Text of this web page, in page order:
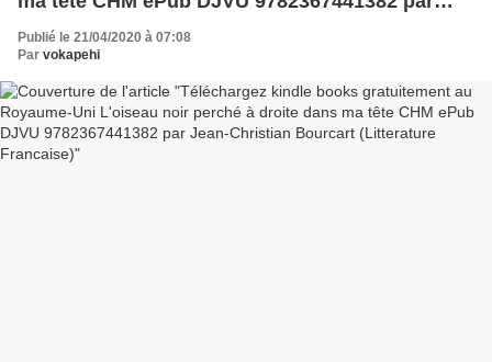
Jean-Christian Bourcart (Litterature Francaise)
Publié le 21/04/2020 à 07:08
Par vokapehi